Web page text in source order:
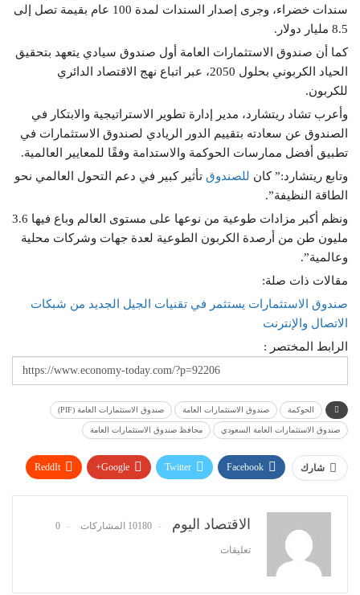
سندات خضراء، وجرى إصدار السندات لمدة 100 عام بقيمة تصل إلى
8.5 مليار دولار.
كما أن صندوق الاستثمارات العامة أول صندوق سيادي يتعهد بتحقيق
الحياد الكربوني بحلول 2050، عبر اتباع نهج الاقتصاد الدائري
للكربون.
وأعرب تشاد ريتشارد، مدير إدارة تطوير الاستراتيجية والابتكار في
الصندوق عن سعادته بتقييم الدور الريادي لصندوق الاستثمارات في
تطبيق أفضل ممارسات الحوكمة والاستدامة وفقًا للمعايير العالمية.
وتابع ريتشارد:” كان للصندوق تأثير كبير في دعم التحول العالمي نحو
الطاقة النظيفة”.
ونظم أكبر مزادات طوعية من نوعها على مستوى العالم وباع فيها 3.6
مليون طن من أرصدة الكربون الطوعية لعدة جهات وشركات محلية
وعالمية”.
مقالات ذات صلة:
صندوق الاستثمارات يستثمر في تقنيات الجيل الجديد من شبكات
الاتصال والإنترنت
الرابط المختصر :
الحوكمة صندوق الاستثمارات العامة صندوق الاستثمارات العامة (PIF)
صندوق الاستثمارات العامة السعودي محافظ صندوق الاستثمارات العامة
شارك Facebook
Twitter
Google+
ReddIt
الاقتصاد اليوم 10180 المشاركات 0
تعليقات